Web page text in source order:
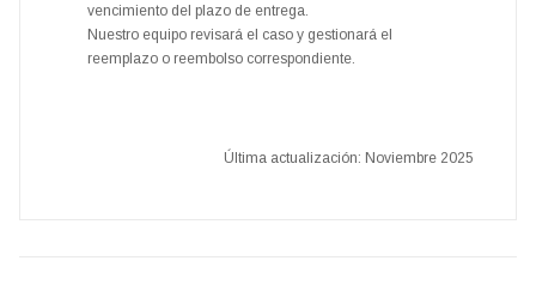
vencimiento del plazo de entrega.
Nuestro equipo revisará el caso y gestionará el
reemplazo o reembolso correspondiente.
Última actualización: Noviembre 2025